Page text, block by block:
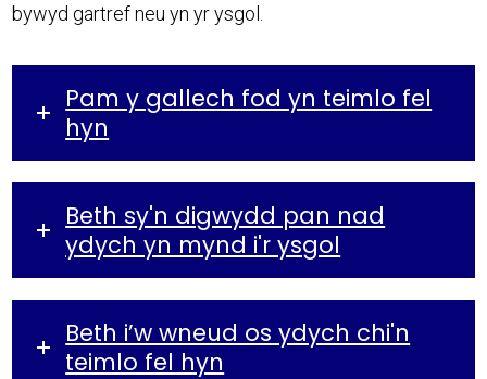
bywyd gartref neu yn yr ysgol.
Pam y gallech fod yn teimlo fel
hyn
Beth sy'n digwydd pan nad
ydych yn mynd i'r ysgol
Beth i’w wneud os ydych chi'n
teimlo fel hyn